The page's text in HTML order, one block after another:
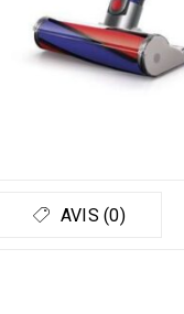
AVIS (0)